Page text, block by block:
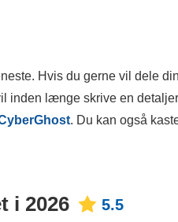
Hvis du gerne vil dele
inden længe skrive en
. Du kan også
i 2026 5.5